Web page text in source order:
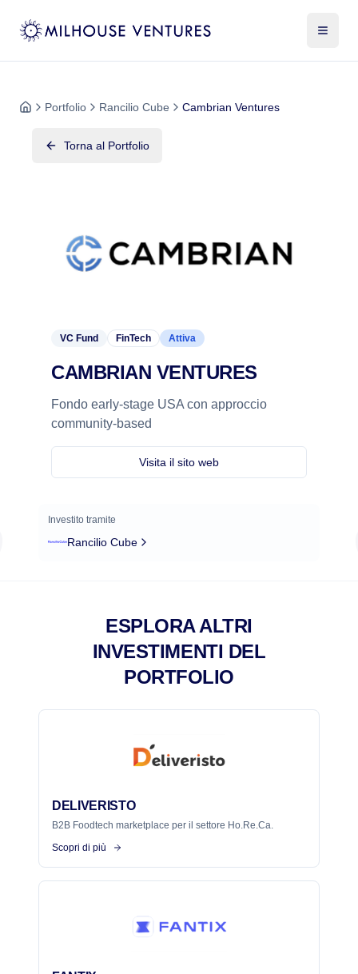
Portfolio Rancilio Cube Cambrian Ventures
Torna al Portfolio
VC Fund FinTech Attiva
CAMBRIAN VENTURES
Fondo early-stage USA con approccio
community-based
Visita il sito web
Investito tramite
Rancilio Cube
ESPLORA ALTRI
INVESTIMENTI DEL
PORTFOLIO
DELIVERISTO
B2B Foodtech marketplace per il settore Ho.Re.Ca.
Scopri di più